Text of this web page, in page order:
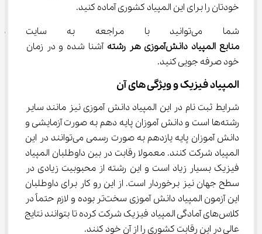
خودتان را برای این المپیاد کشوری آماده کنید.
شما می‌توانید با مراجعه به سایت مدرسه مجازی آی نو با
منابع المپیاد دانش‌آموزی هر رشته
آشنا شده و در زمان
خود صرفه جویی کنید.
المپیاد فیزیک و ویژگی های آن
شرایط ثبت نام در این المپیاد دانش آموزی نیز مانند سایر
رشته‌ها است و دانش آموزان پایه دهم به صورت آزمایشی و
دانش آموزان پایه یازدهم به صورت رسمی می‌توانند در این
المپیاد شرکت کنند. معمولا رقابت در بین داوطلبان المپیاد
فیزیک بسیار زیاد است و این رشته از محبوبیت زیادی در
سطح جهان نیز برخوردار است. از این رو کار برای داوطلبان
این آزمون المپیاد دانش آموزی سخت‌تر بوده و لازم حتماً در
کلاس‌های آمادگی المپیاد فیزیک شرکت کرده تا بتوانند نتایج
عالی در این رقابت کشوری را از آن خود کنند.